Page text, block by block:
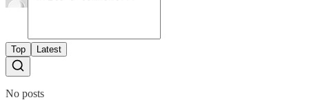
Top Latest
No posts